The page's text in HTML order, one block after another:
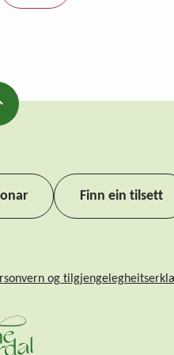
Finn ein tilsett
og